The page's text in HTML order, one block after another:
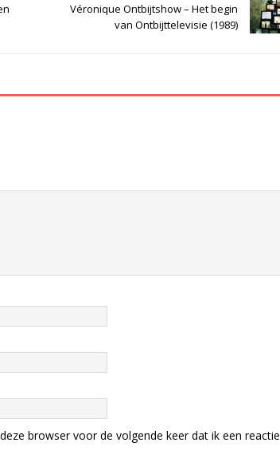
Véronique Ontbijtshow – Het begin
van Ontbijttelevisie (1989)
browser voor de volgende keer dat ik een reactie